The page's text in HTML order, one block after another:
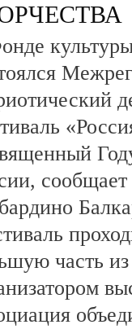
часть